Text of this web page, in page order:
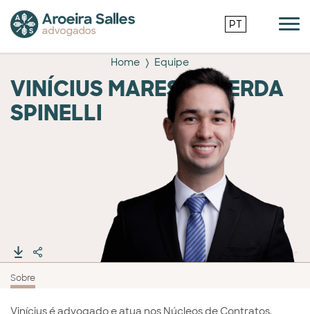
PT
Home Equipe
VINÍCIUS MARES LACERDA
SPINELLI
Sobre
Vinícius é advogado e atua nos Núcleos de Contratos,